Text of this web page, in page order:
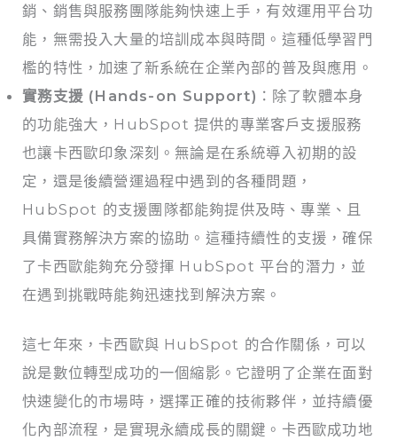
銷、銷售與服務團隊能夠快速上手，有效運用平台功
能，無需投入大量的培訓成本與時間。這種低學習門
檻的特性，加速了新系統在企業內部的普及與應用。
實務支援 (Hands-on Support) ：除了軟體本身
的功能強大，HubSpot 提供的專業客戶支援服務
也讓卡西歐印象深刻。無論是在系統導入初期的設
定，還是後續營運過程中遇到的各種問題，
HubSpot 的支援團隊都能夠提供及時、專業、且
具備實務解決方案的協助。這種持續性的支援，確保
了卡西歐能夠充分發揮 HubSpot 平台的潛力，並
在遇到挑戰時能夠迅速找到解決方案。
這七年來，卡西歐與 HubSpot 的合作關係，可以
說是數位轉型成功的一個縮影。它證明了企業在面對
快速變化的市場時，選擇正確的技術夥伴，並持續優
化內部流程，是實現永續成長的關鍵。卡西歐成功地